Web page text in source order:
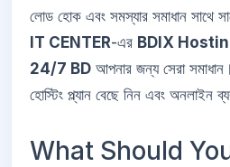
লোড হোক এবং সমস্যার সমাধান সাথে
IT CENTER-এর BDIX
24/7 BD আপনার জন্য সেরা
হোস্টিং প্ল্যান বেছে নিন এবং অনলাইন
What Should